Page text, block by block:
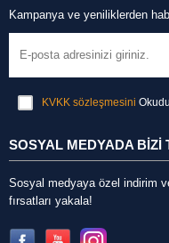
Kampanya ve yeniliklerden
KVKK sözleşmesini
SOSYAL MEDYADA BİZİ
Sosyal medyaya özel indirim
fırsatları yakala!